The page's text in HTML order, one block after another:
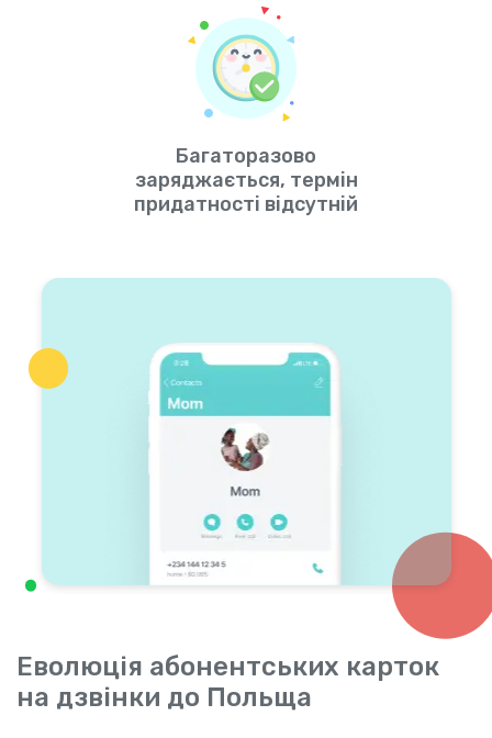
Багаторазово
заряджається, термін
придатності відсутній
Еволюція абонентських карток
на дзвінки до Польща